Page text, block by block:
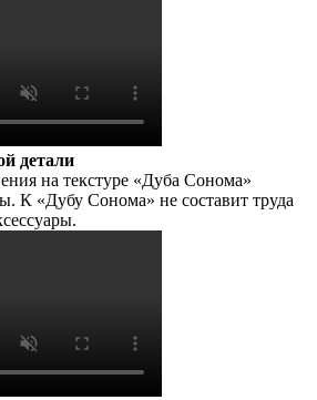
детали
на текстуре «Дуба Сонома»
К «Дубу Сонома» не составит труда